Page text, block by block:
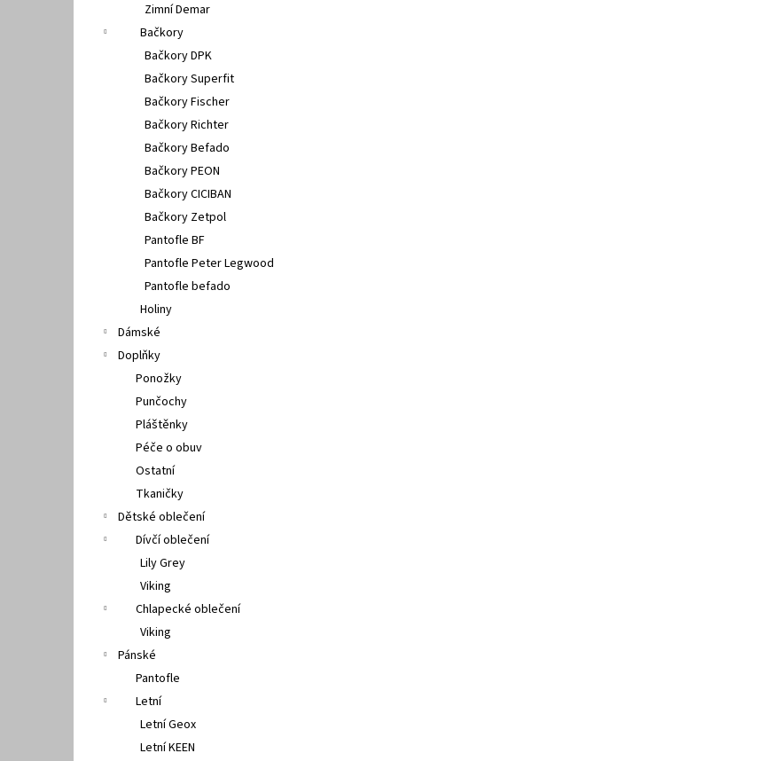
Zimní Demar
Bačkory
Bačkory DPK
Bačkory Superfit
Bačkory Fischer
Bačkory Richter
Bačkory Befado
Bačkory PEON
Bačkory CICIBAN
Bačkory Zetpol
Pantofle BF
Pantofle Peter Legwood
Pantofle befado
Holiny
Dámské
Doplňky
Ponožky
Punčochy
Pláštěnky
Péče o obuv
Ostatní
Tkaničky
Dětské oblečení
Dívčí oblečení
Lily Grey
Viking
Chlapecké oblečení
Viking
Pánské
Pantofle
Letní
Letní Geox
Letní KEEN